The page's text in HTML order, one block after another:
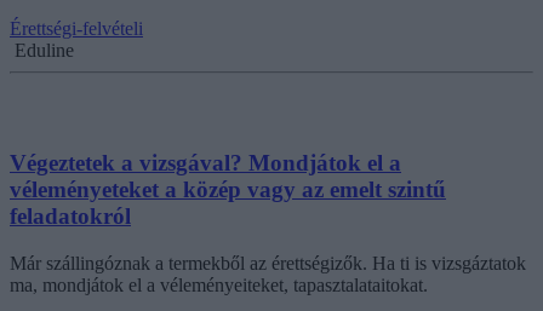
Érettségi-felvételi
Eduline
Végeztetek a vizsgával? Mondjátok el a
véleményeteket a közép vagy az emelt szintű
feladatokról
Már szállingóznak a termekből az érettségizők. Ha ti is vizsgáztatok
ma, mondjátok el a véleményeiteket, tapasztalataitokat.